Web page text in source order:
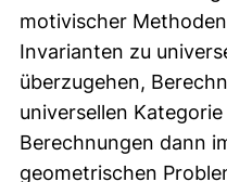
motivischer
Invarianten zu
überzugehen,
universellen
Berechnungen dann
geometrischen